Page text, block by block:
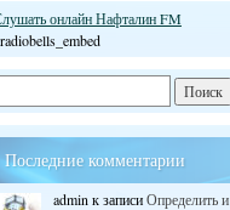
онлайн Нафталин FM
Последние комментарии
admin к записиОпределить и